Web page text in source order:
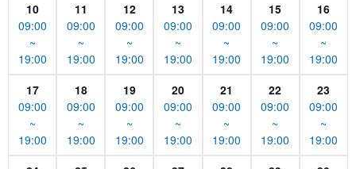
10
09:00
~
19:00
11
09:00
~
19:00
12
09:00
~
19:00
13
09:00
~
19:00
14
09:00
~
19:00
15
09:00
~
19:00
16
09:00
~
19:00
17
09:00
~
19:00
18
09:00
~
19:00
19
09:00
~
19:00
20
09:00
~
19:00
21
09:00
~
19:00
22
09:00
~
19:00
23
09:00
~
19:00